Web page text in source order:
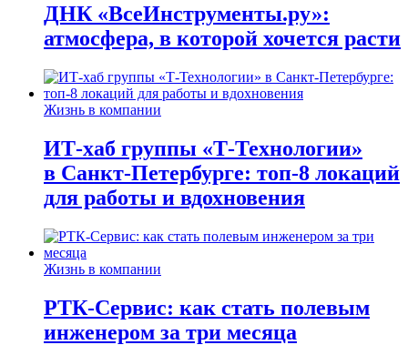
ДНК «ВсеИнструменты.ру»:
атмосфера, в которой хочется расти
Жизнь в компании
ИТ-хаб группы «Т-Технологии»
в Санкт-Петербурге: топ-8 локаций
для работы и вдохновения
Жизнь в компании
РТК-Сервис: как стать полевым
инженером за три месяца